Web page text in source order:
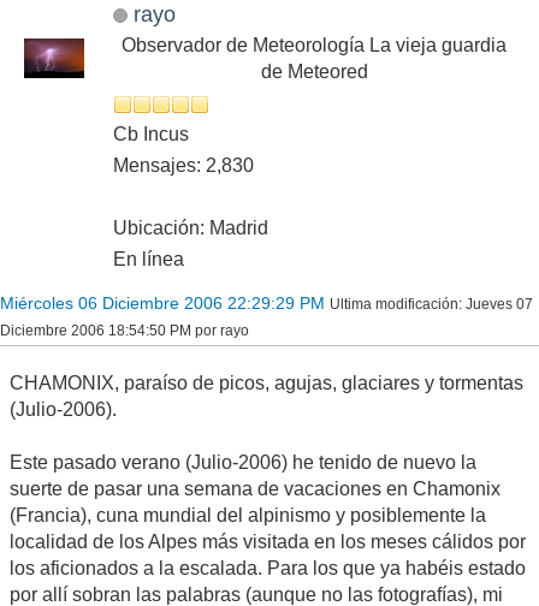
rayo
Observador de Meteorología La vieja guardia
de Meteored
Cb Incus
Mensajes: 2,830
Ubicación: Madrid
En línea
Miércoles 06 Diciembre 2006 22:29:29 PM Ultima modificación: Jueves 07
Diciembre 2006 18:54:50 PM por rayo
CHAMONIX, paraíso de picos, agujas, glaciares y tormentas
(Julio-2006).
Este pasado verano (Julio-2006) he tenido de nuevo la
suerte de pasar una semana de vacaciones en Chamonix
(Francia), cuna mundial del alpinismo y posiblemente la
localidad de los Alpes más visitada en los meses cálidos por
los aficionados a la escalada. Para los que ya habéis estado
por allí sobran las palabras (aunque no las fotografías), mi